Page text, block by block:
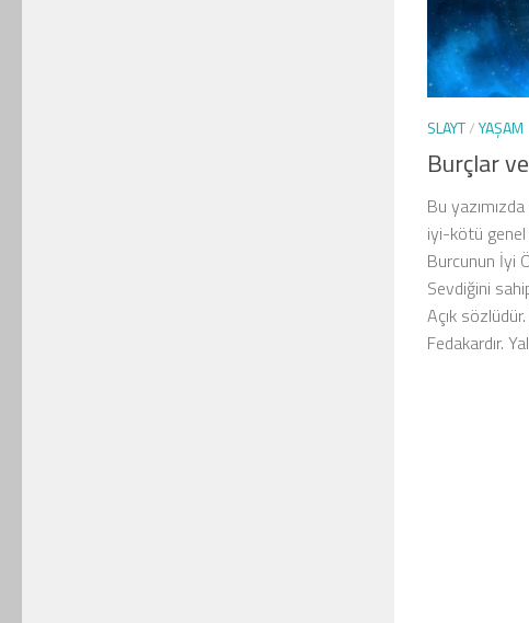
SLAYT/YAŞAM
Burçlar
Bu
iyi-kötü genel
Burcunun İyi
Sevdiğini
Açık
Fedakardır.